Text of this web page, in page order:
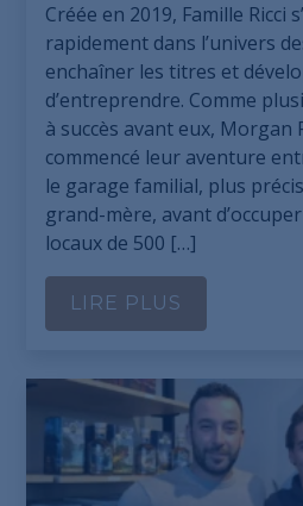
Créée en 2019, Famille Ricci
rapidement dans l’univers
enchaîner les titres et
d’entreprendre. Comme
à succès avant eux, Morgan
commencé leur aventure
le garage familial, plus
grand-mère, avant
locaux de 500 […]
LIRE PLUS